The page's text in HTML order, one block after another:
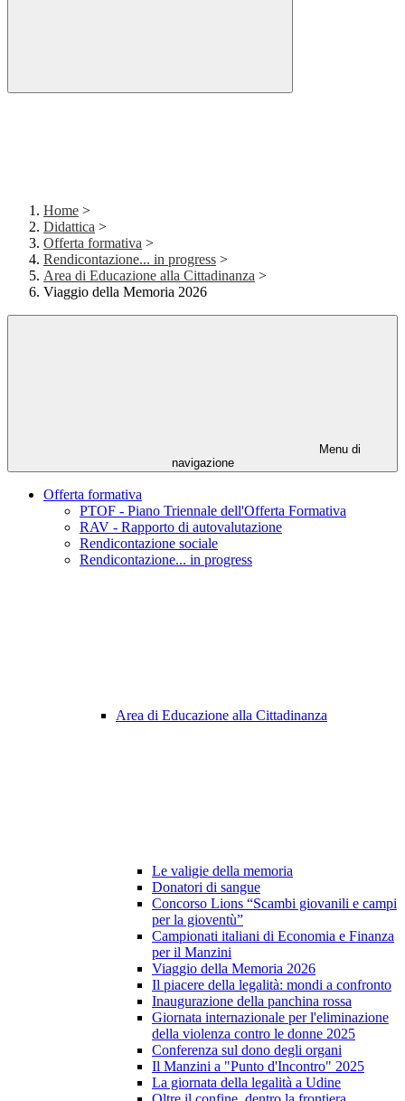
Home >
Didattica >
Offerta formativa >
Rendicontazione... in progress >
Area di Educazione alla Cittadinanza >
Viaggio della Memoria 2026
Menu di
navigazione
Offerta formativa
PTOF - Piano Triennale dell'Offerta Formativa
RAV - Rapporto di autovalutazione
Rendicontazione sociale
Rendicontazione... in progress
Area di Educazione alla Cittadinanza
Le valigie della memoria
Donatori di sangue
Concorso Lions “Scambi giovanili e campi
per la gioventù”
Campionati italiani di Economia e Finanza
per il Manzini
Viaggio della Memoria 2026
Il piacere della legalità: mondi a confronto
Inaugurazione della panchina rossa
Giornata internazionale per l'eliminazione
della violenza contro le donne 2025
Conferenza sul dono degli organi
Il Manzini a "Punto d'Incontro" 2025
La giornata della legalità a Udine